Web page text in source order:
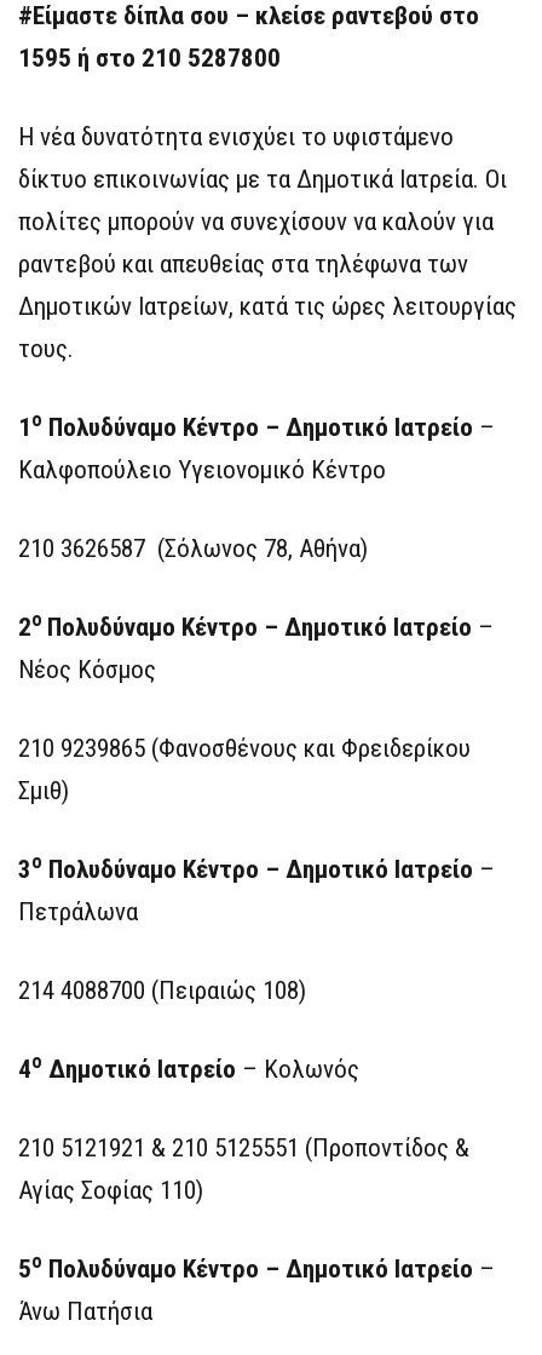
#Είμαστε δίπλα σου – κλείσε ραντεβού στο
1595 ή στο 210 5287800
Η νέα δυνατότητα ενισχύει το υφιστάμενο
δίκτυο επικοινωνίας με τα Δημοτικά Ιατρεία. Οι
πολίτες μπορούν να συνεχίσουν να καλούν για
ραντεβού και απευθείας στα τηλέφωνα των
Δημοτικών Ιατρείων, κατά τις ώρες λειτουργίας
τους.
1 o Πολυδύναμο Κέντρο – Δημοτικό Ιατρείο –
Καλφοπούλειο Υγειονομικό Κέντρο
210 3626587 (Σόλωνος 78, Αθήνα)
2ο Πολυδύναμο Κέντρο – Δημοτικό Ιατρείο –
Νέος Κόσμος
210 9239865 (Φανοσθένους και Φρειδερίκου
Σμιθ)
3ο Πολυδύναμο Κέντρο – Δημοτικό Ιατρείο –
Πετράλωνα
214 4088700 (Πειραιώς 108)
4ο Δημοτικό Ιατρείο – Κολωνός
210 5121921 & 210 5125551 (Προποντίδος &
Αγίας Σοφίας 110)
5ο Πολυδύναμο Κέντρο – Δημοτικό Ιατρείο –
Άνω Πατήσια